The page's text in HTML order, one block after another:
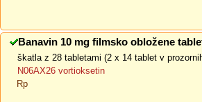
Banavin 10 mg filmsko obložene
škatla z 28 tabletami (2 x 14 tablet v
N06AX26 vortioksetin
Rp